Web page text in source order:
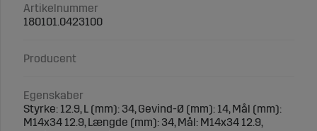
Artikelnummer
180101.0423100
Producent
Egenskaber
Styrke: 12.9, L (mm): 34, Gevind-Ø (mm): 14, Mål (mm):
M14x34 12.9, Længde (mm): 34, Mål: M14x34 12.9,